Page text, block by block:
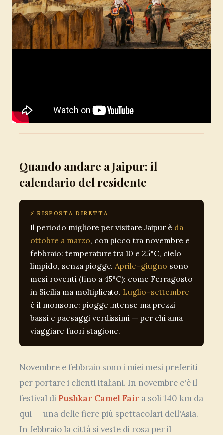
Quando andare a Jaipur: il
calendario del residente
⚡ RISPOSTA DIRETTA
Il periodo migliore per visitare Jaipur è da
ottobre a marzo, con picco tra novembre e
febbraio: temperature tra 10 e 25°C, cielo
limpido, senza piogge. Aprile–giugno sono
mesi roventi (fino a 45°C): come Ferragosto
in Sicilia ma moltiplicato. Luglio–settembre
è il monsone: piogge intense ma prezzi
bassi e paesaggi verdissimi — per chi ama
viaggiare fuori stagione.
Novembre e febbraio sono i miei mesi preferiti
per portare i clienti italiani. In novembre c'è il
festival di Pushkar Camel Fair a soli 140 km da
qui — una delle fiere più spettacolari dell'Asia.
In febbraio la città si veste di rosa per il